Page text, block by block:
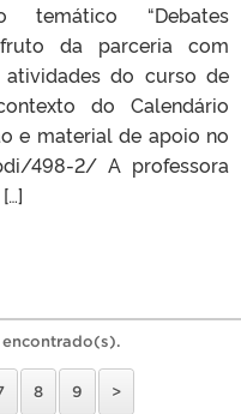
“Debates
da parceria com
atividades do curso de
do Calendário
e material de apoio no
498-2/ A professora
8 9 >